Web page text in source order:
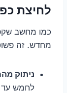
לחיצת
כמו מחשב
מחדש. זה
ניתוק
לחמש עד